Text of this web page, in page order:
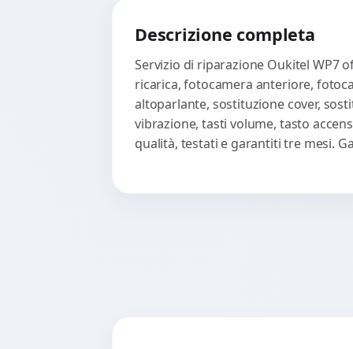
Descrizione completa
Servizio di riparazione Oukitel WP7
ricarica, fotocamera anteriore,
altoparlante, sostituzione cover,
vibrazione, tasti volume, tasto
qualità, testati e garantiti tre mesi.